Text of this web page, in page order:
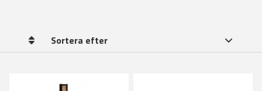
Sortera efter